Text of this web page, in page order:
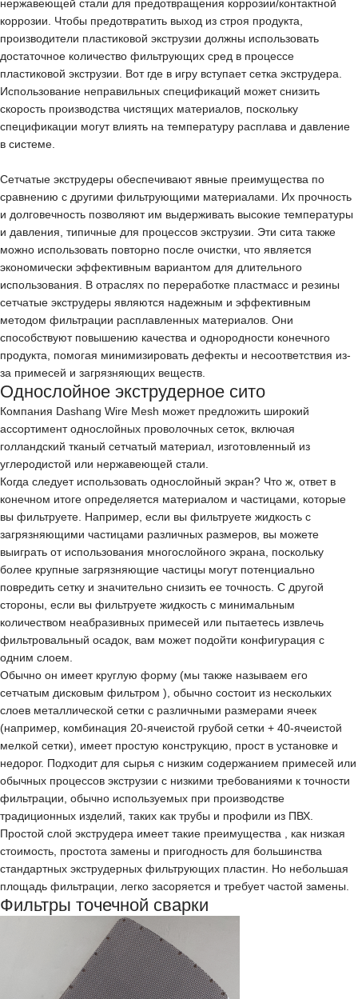
нержавеющей стали для предотвращения коррозии/контактной
коррозии. Чтобы предотвратить выход из строя продукта,
производители пластиковой экструзии должны использовать
достаточное количество фильтрующих сред в процессе
пластиковой экструзии. Вот где в игру вступает сетка экструдера.
Использование неправильных спецификаций может снизить
скорость производства чистящих материалов, поскольку
спецификации могут влиять на температуру расплава и давление
в системе.
Сетчатые экструдеры обеспечивают явные преимущества по
сравнению с другими фильтрующими материалами. Их прочность
и долговечность позволяют им выдерживать высокие температуры
и давления, типичные для процессов экструзии. Эти сита также
можно использовать повторно после очистки, что является
экономически эффективным вариантом для длительного
использования. В отраслях по переработке пластмасс и резины
сетчатые экструдеры являются надежным и эффективным
методом фильтрации расплавленных материалов. Они
способствуют повышению качества и однородности конечного
продукта, помогая минимизировать дефекты и несоответствия из-
за примесей и загрязняющих веществ.
Однослойное экструдерное сито
Компания Dashang Wire Mesh может предложить широкий
ассортиментоднослойных проволочных сеток, включая
голландский тканый сетчатый материал, изготовленный из
углеродистой или нержавеющей стали.
Когда следует использовать однослойный экран? Что ж, ответ в
конечном итоге определяется материалом и частицами, которые
вы фильтруете. Например, если вы фильтруете жидкость с
загрязняющими частицами различных размеров, вы можете
выиграть от использования многослойного экрана, поскольку
более крупные загрязняющие частицы могут потенциально
повредить сетку и значительно снизить ее точность. С другой
стороны, если вы фильтруете жидкость с минимальным
количеством неабразивных примесей или пытаетесь извлечь
фильтровальный осадок, вам может подойти конфигурация с
одним слоем.
Обычно он имеет круглую форму (мы также называем его
сетчатым дисковым фильтром ), обычно состоит из нескольких
слоев металлической сетки с различными размерами ячеек
(например, комбинация 20-ячеистой грубой сетки + 40-ячеистой
мелкой сетки), имеет простую конструкцию, прост в установке и
недорог. Подходит для сырья с низким содержанием примесей или
обычных процессов экструзии с низкими требованиями к точности
фильтрации, обычно используемых при производстве
традиционных изделий, таких как трубы и профили из ПВХ.
Простой слой экструдера имеет такие преимущества , как низкая
стоимость, простота замены и пригодность для большинства
стандартных экструдерных фильтрующих пластин. Но небольшая
площадь фильтрации, легко засоряется и требует частой замены.
Фильтры точечной сварки